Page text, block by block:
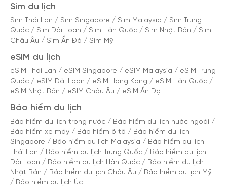
Sim du lịch
Sim Thái Lan / Sim Singapore / Sim Malaysia / Sim Trung
Quốc / Sim Đài Loan / Sim Hàn Quốc / Sim Nhật Bản / Sim
Châu Âu / Sim Ấn Độ / Sim Mỹ
eSIM du lịch
eSIM Thái Lan / eSIM Singapore / eSIM Malaysia / eSIM Trung
Quốc / eSIM Đài Loan / eSIM Hong Kong / eSIM Hàn Quốc /
eSIM Nhật Bản / eSIM Châu Âu / eSIM Ấn Độ
Bảo hiểm du lịch
Bảo hiểm du lịch trong nước / Bảo hiểm du lịch nước ngoài /
Bảo hiểm xe máy / Bảo hiểm ô tô / Bảo hiểm du lịch
Singapore / Bảo hiểm du lịch Malaysia / Bảo hiểm du lịch
Thái Lan / Bảo hiểm du lịch Trung Quốc / Bảo hiểm du lịch
Đài Loan / Bảo hiểm du lịch Hàn Quốc / Bảo hiểm du lịch
Nhật Bản / Bảo hiểm du lịch Châu Âu / Bảo hiểm du lịch Mỹ
/ Bảo hiểm du lịch Úc